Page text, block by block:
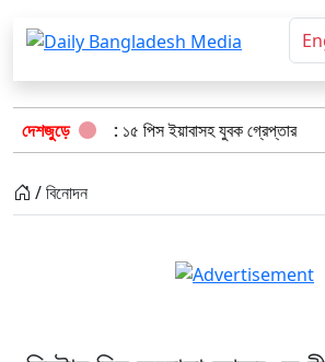
দেশজুড়ে
অভিযানে: ১৫ পিস ইয়াবাসহ যুবক গ্রেপ্তার
/ বিনোদন